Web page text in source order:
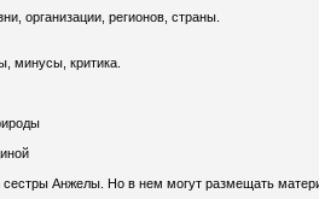
организации, регионов, страны.
минусы, критика.
сестры Анжелы. Но в нем могут размещать